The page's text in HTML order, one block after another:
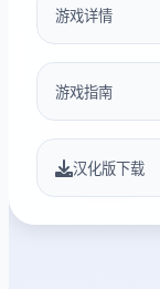
游戏详情
游戏指南
汉化版下载